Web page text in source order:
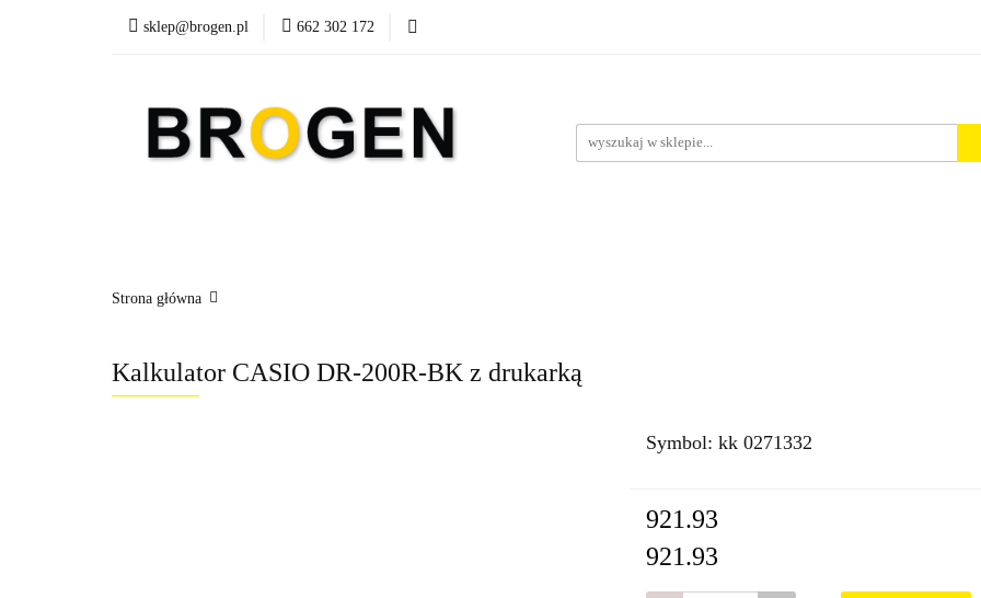
sklep@brogen.pl 662 302 172
Art. Biurowe
Nowości Aktualności
Strona główna
Kalkulator CASIO DR-200R-BK z drukarką
Symbol: kk 0271332
921.93
921.93